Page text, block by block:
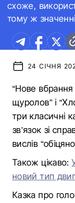
схоже,
тому ж
24 СІЧНЯ
“Нове вбрання
щуролов” і
три класичні
зв’язок зі
вислів
Також цікаво:
новий тип
Казка про